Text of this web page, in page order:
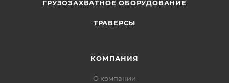
ГРУЗОЗАХВАТНОЕ ОБОРУДОВАНИЕ
ТРАВЕРСЫ
КОМПАНИЯ
О компании